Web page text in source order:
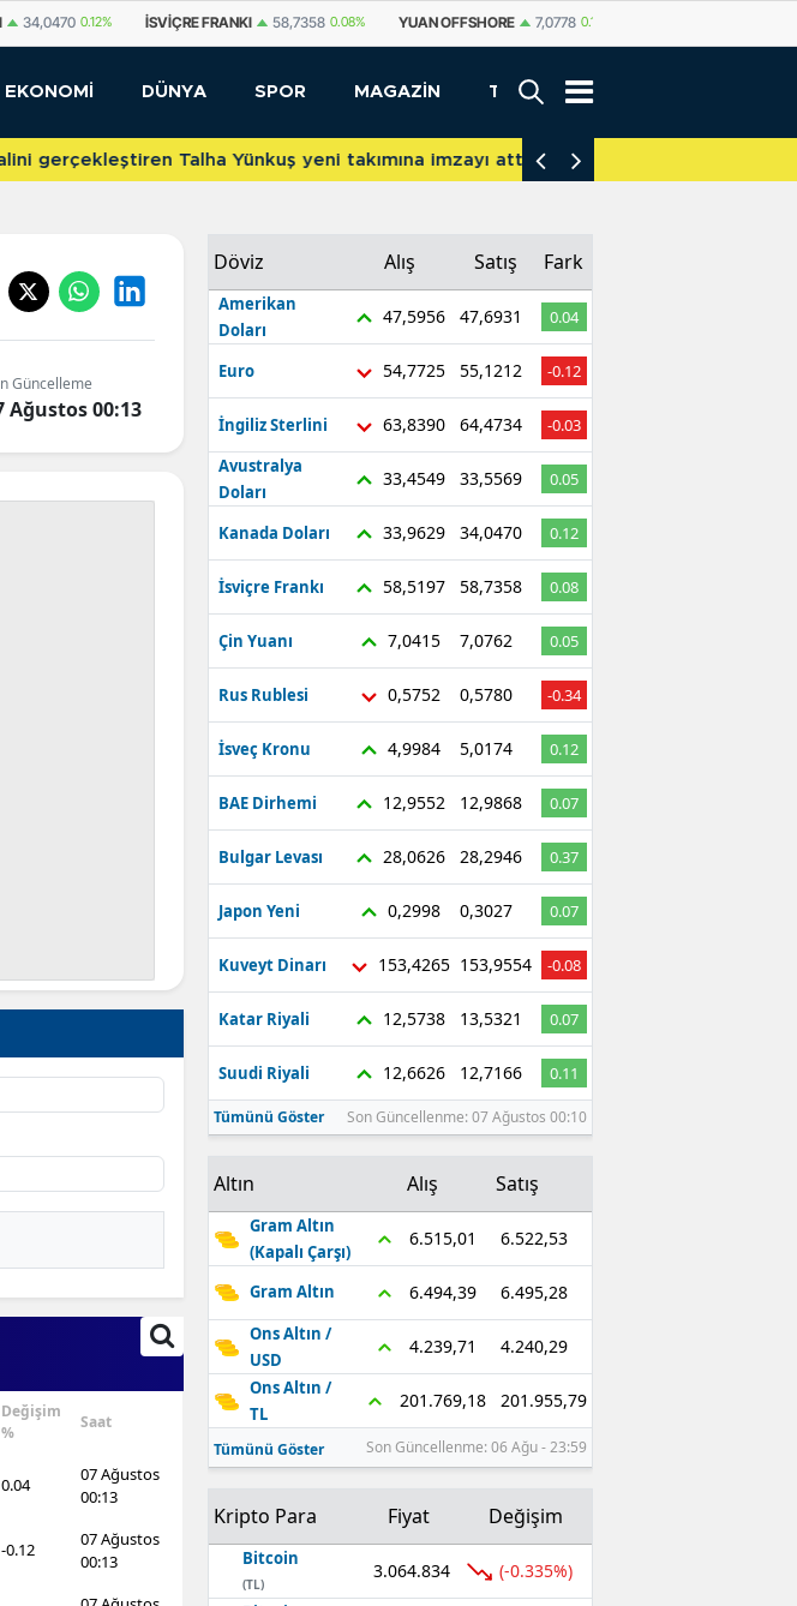
34,0470 0.12% İSVIÇRE FRANKI 58,7358 0.08% YUAN OFFSHORE 7,0778 0.11%
EKONOMİ DÜNYA SPOR MAGAZİN TEKNOLOJİ
Talha Yünkuş yeni takımına imzayı attı
Güncelleme
Ağustos 00:13
Değişim
%
Saat
0.04
07 Ağustos
00:13
-0.12
07 Ağustos
00:13
Döviz Alış Satış Fark
Amerikan
Doları
47,5956 47,6931 0.04
Euro 54,7725 55,1212 -0.12
İngiliz Sterlini 63,8390 64,4734
-0.03
Avustralya
Doları
33,4549 33,5569 0.05
Kanada Doları 33,9629 34,0470 0.12
İsviçre Frankı 58,5197 58,7358 0.08
Çin Yuanı 7,0415 7,0762 0.05
Rus Rublesi 0,5752 0,5780 -0.34
İsveç Kronu 4,9984 5,0174 0.12
BAE Dirhemi 12,9552 12,9868 0.07
Bulgar Levası 28,0626 28,2946 0.37
Japon Yeni 0,2998 0,3027 0.07
Kuveyt Dinarı 153,4265 153,9554 -0.08
Katar Riyali 12,5738 13,5321 0.07
Suudi Riyali 12,6626 12,7166 0.11
Tümünü Göster Son Güncellenme: 07 Ağustos 00:10
Altın Alış Satış
Gram Altın
(Kapalı Çarşı)
6.515,01 6.522,53
Gram Altın 6.494,39 6.495,28
Ons Altın /
USD
4.239,71 4.240,29
Ons Altın /
TL
201.769,18 201.955,79
Tümünü Göster Son Güncellenme: 06 Ağu - 23:59
Kripto Para Fiyat Değişim
Bitcoin
(TL)
3.064.834 (-0.335%)